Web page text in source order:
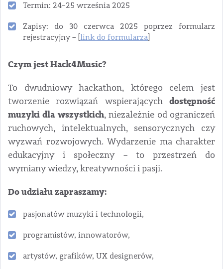
Termin: 24–25 września 2025
Zapisy: do 30 czerwca 2025 poprzez formularz
rejestracyjny – [ link do formularza
Czym jest Hack4Music?
To dwudniowy hackathon, którego celem jest
tworzenie rozwiązań wspierających dostępność
muzyki dla wszystkich, niezależnie od ograniczeń
ruchowych, intelektualnych, sensorycznych czy
wyzwań rozwojowych. Wydarzenie ma charakter
edukacyjny i społeczny – to przestrzeń do
wymiany wiedzy, kreatywności i pasji.
Do udziału zapraszamy:
pasjonatów muzyki i technologii,
programistów, innowatorów,
artystów, grafików, UX designerów,